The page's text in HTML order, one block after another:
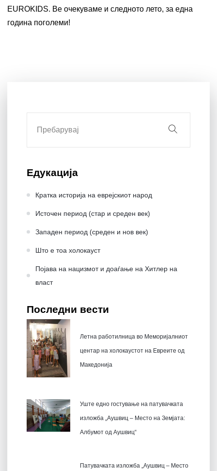
EUROKIDS. Ве очекуваме и следното лето, за една
година поголеми!
Едукација
Кратка историја на еврејскиот народ
Источен период (стар и среден век)
Западен период (среден и нов век)
Што е тоа холокауст
Појава на нацизмот и доаѓање на Хитлер на
влaст
Последни вести
Летна работилница во Меморијалниот
центар на холокаустот на Евреите од
Македонија
Уште едно гостување на патувачката
изложба „Аушвиц – Место на Земјата:
Албумот од Аушвиц“
Патувачката изложба „Аушвиц – Место